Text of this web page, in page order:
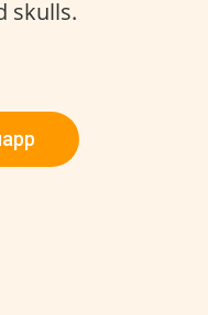
skulls.